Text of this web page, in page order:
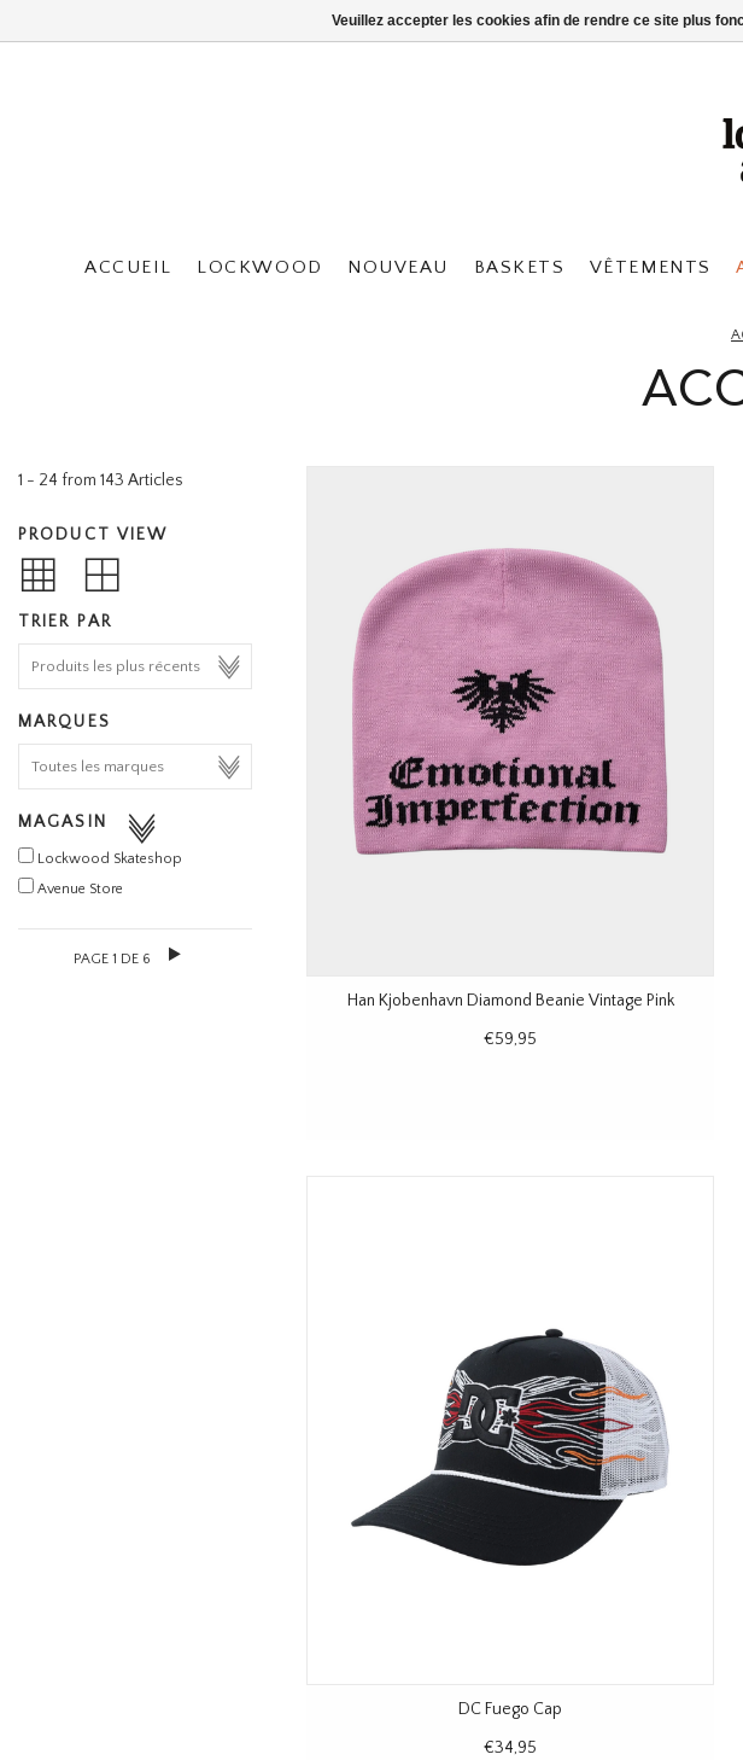
ACCUEIL LOCKWOOD NOUVEAU BASKETS VÊTEMENTS
1 - 24 from 143 Articles
PRODUCT VIEW
TRIER PAR
MARQUES
MAGASIN
Lockwood Skateshop
Avenue Store
PAGE 1 DE 6
Han Kjobenhavn Diamond Beanie Vintage Pink
€59,95
DC Fuego Cap
€34,95
Veuillez accepter les cookies afin de rendre ce site plus